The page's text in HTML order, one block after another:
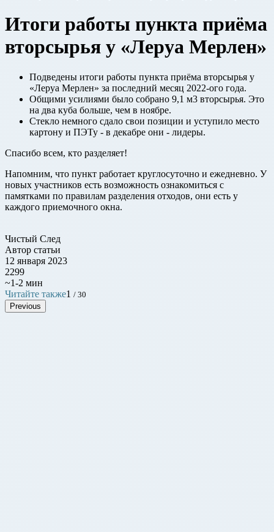
Итоги работы пункта приёма
вторсырья у «Леруа Мерлен»
Подведены итоги работы пункта приёма вторсырья у
«Леруа Мерлен» за последний месяц 2022-ого года.
Общими усилиями было собрано 9,1 м3 вторсырья. Это
на два куба больше, чем в ноябре.
Стекло немного сдало свои позиции и уступило место
картону и ПЭТу - в декабре они - лидеры.
Спасибо всем, кто разделяет!
Напомним, что пункт работает круглосуточно и ежедневно. У
новых участников есть возможность ознакомиться с
памятками по правилам разделения отходов, они есть у
каждого приемочного окна.
Чистый След
Автор статьи
12 января 2023
2299
~1-2 мин
Читайте также1 / 30
Previous